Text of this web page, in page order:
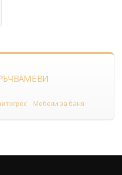
ВИ
Мебели за баня